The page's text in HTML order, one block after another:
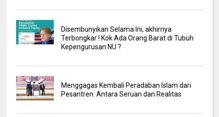
Disembunyikan Selama Ini, akhirnya
Terbongkar ! Kok Ada Orang Barat di Tubuh
Kepengurusan NU ?
Menggagas Kembali Peradaban Islam dari
Pesantren: Antara Seruan dan Realitas